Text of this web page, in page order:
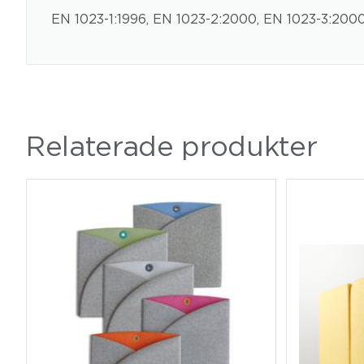
EN 1023-1:1996, EN 1023-2:2000, EN 1023-
Relaterade produkter